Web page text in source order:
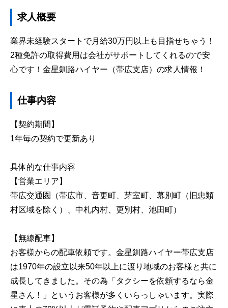
求人概要
業界未経験スタートで月給30万円以上も目指せちゃう！
2種免許の取得費用は会社がサポートしてくれるので安
心です！金星釧路ハイヤー（帯広支店）の求人情報！
仕事内容
【契約期間】
1年毎の契約で更新あり
具体的な仕事内容
【営業エリア】
帯広交通圏（帯広市、音更町、芽室町、幕別町（旧忠類
村区域を除く）、中札内村、更別村、池田町）
【無線配車】
お客様からの配車依頼です。金星釧路ハイヤー帯広支店
は1970年の設立以来50年以上に渡り地域のお客様と共に
成長してきました。その為「タクシーを依頼するなら金
星さん！」というお客様が多くいらっしゃいます。実際